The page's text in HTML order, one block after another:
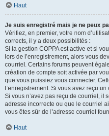
Haut
Je suis enregistré mais je ne peux
Vérifiez, en premier, votre nom
corrects, il y a deux possibilités :
Si la gestion COPPA est active et si
lors de l’enregistrement, alors vous
courriel. Certains forums peuvent
création de compte soit activée par
que vous puissiez vous connecter.
l’enregistrement. Si vous avez reçu
Si vous n’avez pas reçu de courriel, il
adresse incorrecte ou que le courriel
vous êtes sûr de l’adresse courriel
Haut